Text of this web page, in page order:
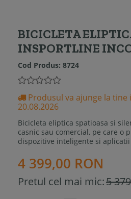
BICICLETA
INSPORTLINE
Cod Produs: 8724
Produsul va ajunge la tine
20.08.2026
Bicicleta eliptica spatioasa si
casnic sau comercial, pe care o
dispozitive inteligente si
4 399,00 RON
Pretul cel mai mic:5